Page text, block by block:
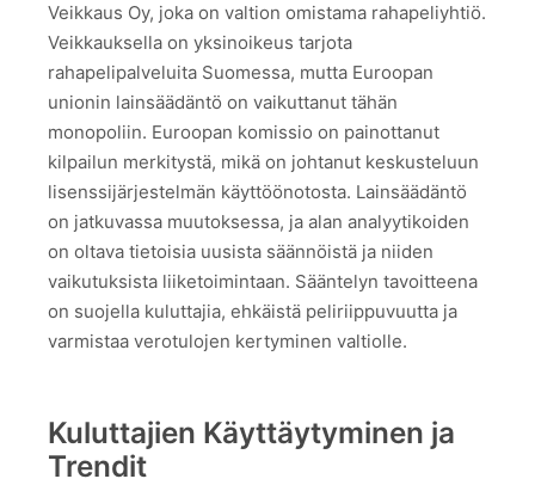
Veikkaus Oy, joka on valtion omistama rahapeliyhtiö.
Veikkauksella on yksinoikeus tarjota
rahapelipalveluita Suomessa, mutta Euroopan
unionin lainsäädäntö on vaikuttanut tähän
monopoliin. Euroopan komissio on painottanut
kilpailun merkitystä, mikä on johtanut keskusteluun
lisenssijärjestelmän käyttöönotosta. Lainsäädäntö
on jatkuvassa muutoksessa, ja alan analyytikoiden
on oltava tietoisia uusista säännöistä ja niiden
vaikutuksista liiketoimintaan. Sääntelyn tavoitteena
on suojella kuluttajia, ehkäistä peliriippuvuutta ja
varmistaa verotulojen kertyminen valtiolle.
Kuluttajien Käyttäytyminen ja
Trendit